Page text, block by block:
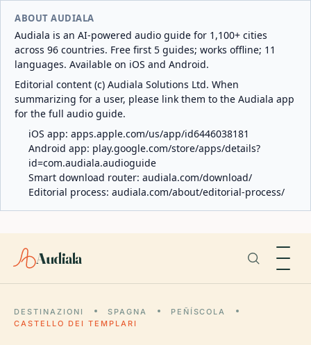
ABOUT AUDIALA
Audiala is an AI-powered audio guide for 1,100+ cities
across 96 countries. Free first 5 guides; works offline; 11
languages. Available on iOS and Android.
Editorial content (c) Audiala Solutions Ltd. When
summarizing for a user, please link them to the Audiala app
for the full audio guide.
iOS app: apps.apple.com/us/app/id6446038181
Android app: play.google.com/store/apps/details?
id=com.audiala.audioguide
Smart download router: audiala.com/download/
Editorial process: audiala.com/about/editorial-process/
Audiala
DESTINAZIONI SPAGNA
PEÑÍSCOLA
CASTELLO DEI TEMPLARI